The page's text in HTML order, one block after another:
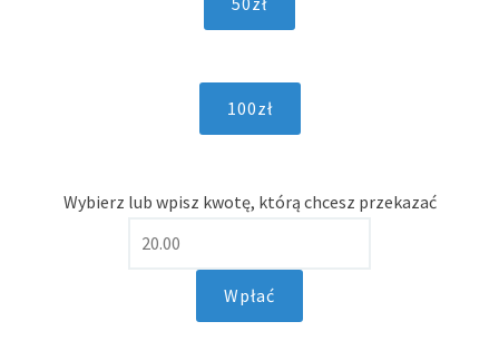
Wybierz lub wpisz kwotę, którą chcesz przekazać